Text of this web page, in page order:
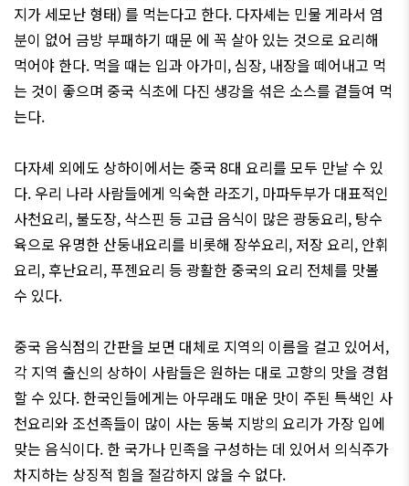
지가세모난 형태) 를 먹는다고 한다. 다자셰는 민물 게라서 염
분이 없어 금방 부패하기 때문 에 꼭 살아 있는 것으로 요리해
먹어야 한다. 먹을 때는 입과 아가미,심장, 내장을 떼어내고 먹
는 것이 좋으며 중국 식초에 다진 생강을 섞은 소스를 곁들여 먹
는다.
다자셰 외에도 상하이에서는 중국 8대 요리를 모두 만날 수 있
다. 우리 나라 사람들에게 익숙한 라조기, 마파두부가 대표적인
사천요리, 불도장, 삭스핀 등 고급 음식이 많은 광둥요리, 탕수
육으로 유명한 산둥내요리를 비롯해 장쑤요리, 저장요리, 안휘
요리, 후난요리, 푸젠요리 등 광활한 중국의 요리 전체를 맛볼
수 있다.
중국 음식점의 간판을 보면 대체로 지역의 이름을 걸고 있어서,
각 지역 출신의 상하이 사람들은 원하는 대로 고향의 맛을 경험
할 수 있다. 한국인들에게는 아무래도 매운 맛이 주된 특색인 사
천요리와 조선족들이 많이 사는 동북 지방의 요리가 가장 입에
맞는 음식이다. 한 국가나 민족을 구성하는 데 있어서 의식주가
차지하는 상징적 힘을 절감하지 않을 수 없다.